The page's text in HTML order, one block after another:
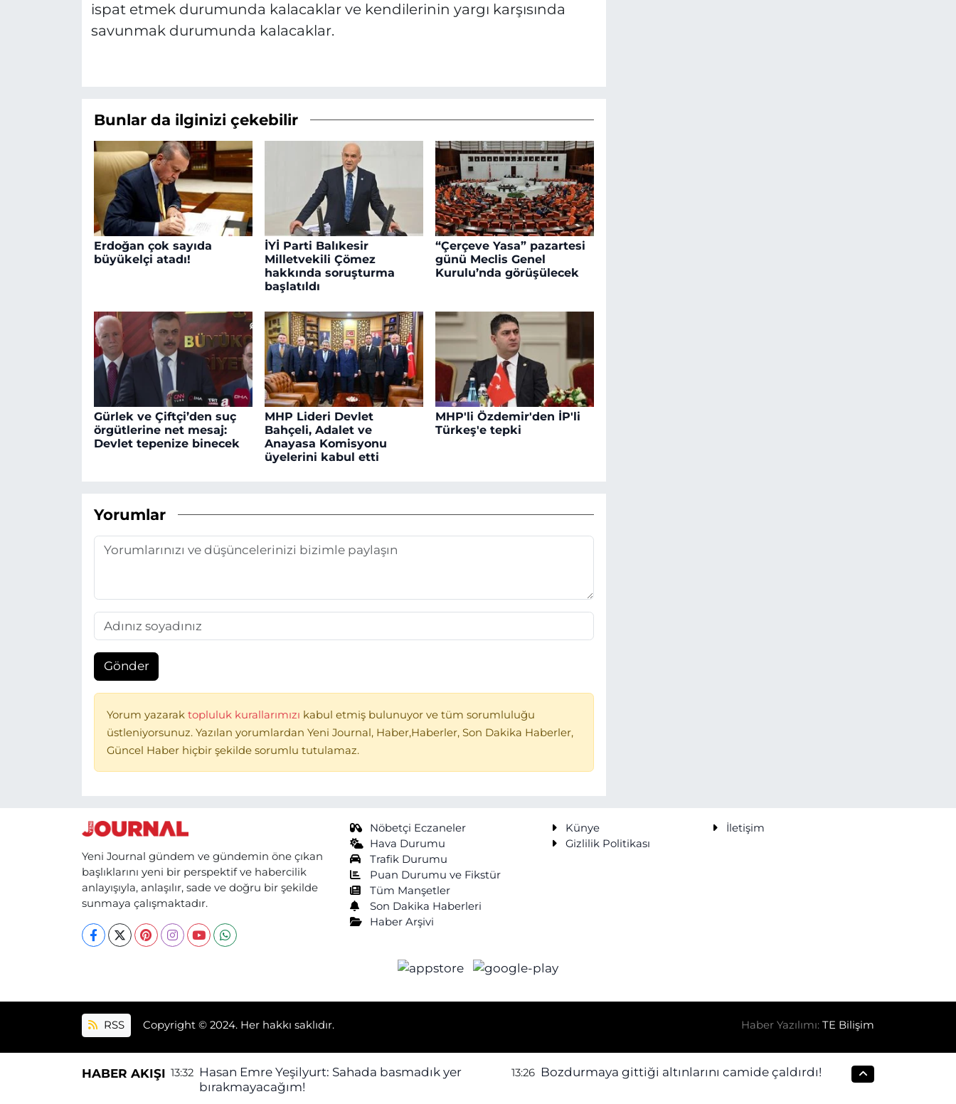
ispat etmek durumunda kalacaklar ve kendilerinin yargı karşısında
savunmak durumunda kalacaklar.
Bunlar da ilginizi çekebilir
Erdoğan çok sayıda
büyükelçi atadı!
İYİ Parti Balıkesir
Milletvekili Çömez
hakkında soruşturma
başlatıldı
“Çerçeve Yasa” pazartesi
günü Meclis Genel
Kurulu’nda görüşülecek
Gürlek ve Çiftçi’den suç
örgütlerine net mesaj:
Devlet tepenize binecek
MHP Lideri Devlet
Bahçeli, Adalet ve
Anayasa Komisyonu
üyelerini kabul etti
MHP'li Özdemir'den İP'li
Türkeş'e tepki
Yorumlar
Gönder
Yorum yazarak topluluk kurallarımızı kabul etmiş bulunuyor ve tüm sorumluluğu
üstleniyorsunuz. Yazılan yorumlardan Yeni Journal, Haber,Haberler, Son Dakika Haberler,
Güncel Haber hiçbir şekilde sorumlu tutulamaz.
Yeni Journal gündem ve gündemin öne çıkan
başlıklarını yeni bir perspektif ve habercilik
anlayışıyla, anlaşılır, sade ve doğru bir şekilde
sunmaya çalışmaktadır.
Nöbetçi Eczaneler
Hava Durumu
Trafik Durumu
Puan Durumu ve Fikstür
Tüm Manşetler
Son Dakika Haberleri
Haber Arşivi
Künye
İletişim
Gizlilik Politikası
RSS Copyright © 2024. Her hakkı saklıdır. Haber Yazılımı:TE Bilişim
HABER AKIŞI 13:32 Hasan Emre Yeşilyurt: Sahada basmadık yer
bırakmayacağım!
13:26 Bozdurmaya gittiği altınlarını camide çaldırdı!